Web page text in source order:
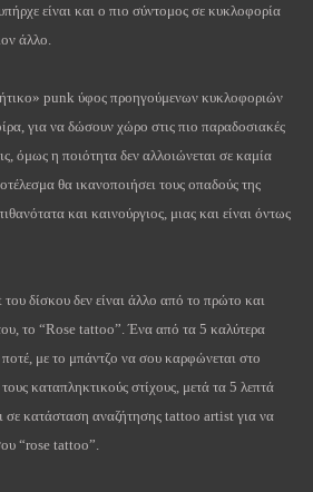
είναι και ο πιο σύντομος σε κυκλοφορία
άλλο.
punk ύφος προηγούμενων κυκλοφοριών
για να δώσουν χώρο στις πιο παραδοσιακές
όμως η ποιότητα δεν αλλοιώνεται σε καμία
θα ικανοποιήσει τους οπαδούς της
και καινούργιος, μιας και είναι όντως
του δίσκου δεν είναι άλλο από το πρώτο και
το “Rose tattoo”. Ένα από τα 5 καλύτερα
με το μπάντζο να σου καρφώνεται στο
καταπληκτικούς στίχους, μετά τα 5 λεπτά
σε κατάσταση αναζήτησης tattoo artist για να
“rose tattoo”.